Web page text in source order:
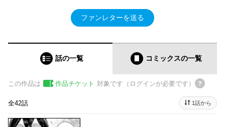
ファンレターを送る
話の一覧 コミックスの一覧
この作品は 作品チケット 対象です（ログインが必要です）
全42話 1話から